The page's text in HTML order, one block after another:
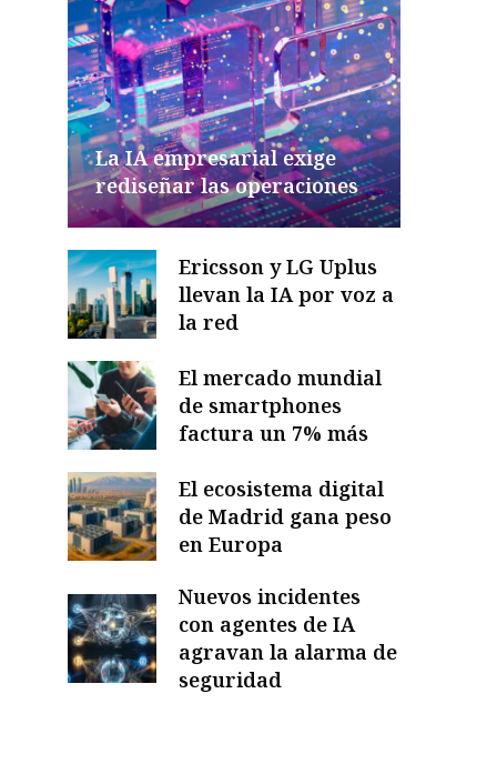
La IA empresarial exige
rediseñar las operaciones
Ericsson y LG Uplus
llevan la IA por voz a
la red
El mercado mundial
de smartphones
factura un 7% más
El ecosistema digital
de Madrid gana peso
en Europa
Nuevos incidentes
con agentes de IA
agravan la alarma de
seguridad